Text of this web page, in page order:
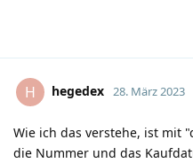
H hegedex 28. März 2023
Wie ich das verstehe, ist mit
die Nummer und das